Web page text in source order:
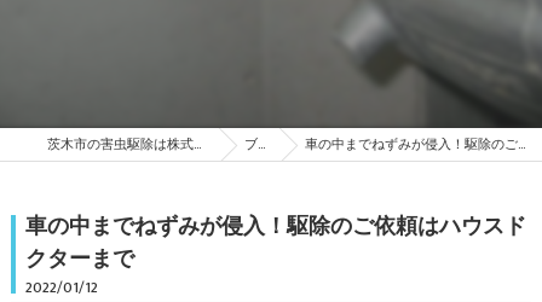
茨木市の害虫駆除は株式会社ハウスドクター ブログ 車の中までねずみが侵入！駆除のご依頼はハウスドクターまで
車の中までねずみが侵入！駆除のご依頼はハウスド
クターまで
2022/01/12